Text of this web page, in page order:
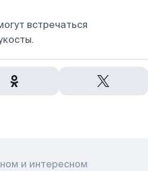
встречаться
и интересном